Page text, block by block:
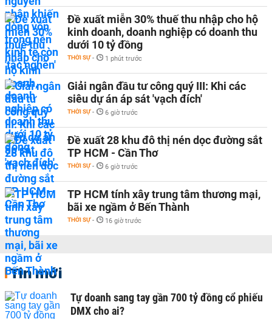
Đề xuất miễn 30% thuế thu nhập cho hộ
kinh doanh, doanh nghiệp có doanh thu
dưới 10 tỷ đồng
THỜI SỰ - 1 phút trước
Giải ngân đầu tư công quý III: Khi các
siêu dự án áp sát 'vạch đích'
THỜI SỰ - 6 giờ trước
Đề xuất 28 khu đô thị nén dọc đường sắt
TP HCM - Cần Thơ
THỜI SỰ - 6 giờ trước
TP HCM tính xây trung tâm thương mại,
bãi xe ngầm ở Bến Thành
THỜI SỰ - 16 giờ trước
Tin mới
Tự doanh sang tay gần 700 tỷ đồng cổ phiếu
DMX cho ai?